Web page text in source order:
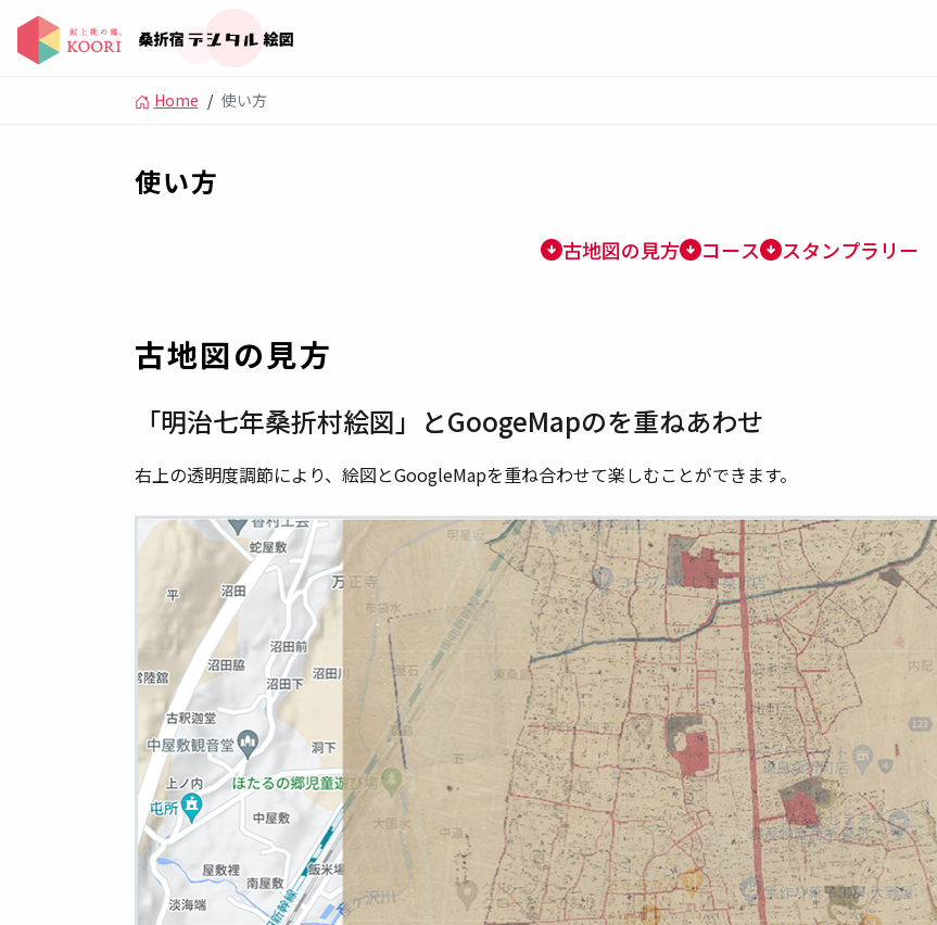
Home / 使い方
使い方
古地図の見方 コース スタンプラリー
古地図の見方
「明治七年桑折村絵図」とGoogeMapのを重ねあわせ
右上の透明度調節により、絵図とGoogleMapを重ね合わせて楽しむことができます。